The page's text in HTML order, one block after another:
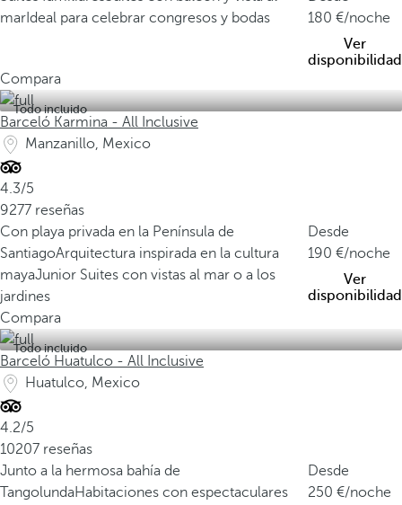
mar Ideal para celebrar congresos y bodas
180
/noche
Ver
disponibilidad
Compara
Todo incluido
Barceló Karmina - All Inclusive
Manzanillo, Mexico
4.3/5
9277 reseñas
Con playa privada en la Península de
SantiagoArquitectura inspirada en la cultura
mayaJunior Suites con vistas al mar o a los
jardines
Desde
190
/noche
Ver
disponibilidad
Compara
Todo incluido
Barceló Huatulco - All Inclusive
Huatulco, Mexico
4.2/5
10207 reseñas
Junto a la hermosa bahía de
TangolundaHabitaciones con espectaculares
Desde
250
/noche